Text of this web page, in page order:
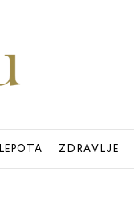
LEPOTA ZDRAVLJE